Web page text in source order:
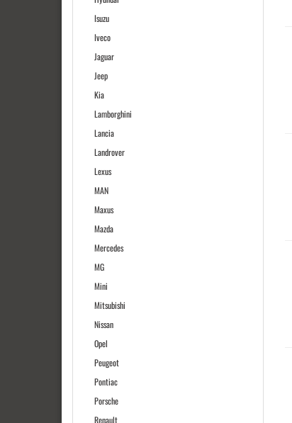
Isuzu
Iveco
Jaguar
Jeep
Kia
Lamborghini
Lancia
Landrover
Lexus
MAN
Maxus
Mazda
Mercedes
MG
Mini
Mitsubishi
Nissan
Opel
Peugeot
Pontiac
Porsche
Renault